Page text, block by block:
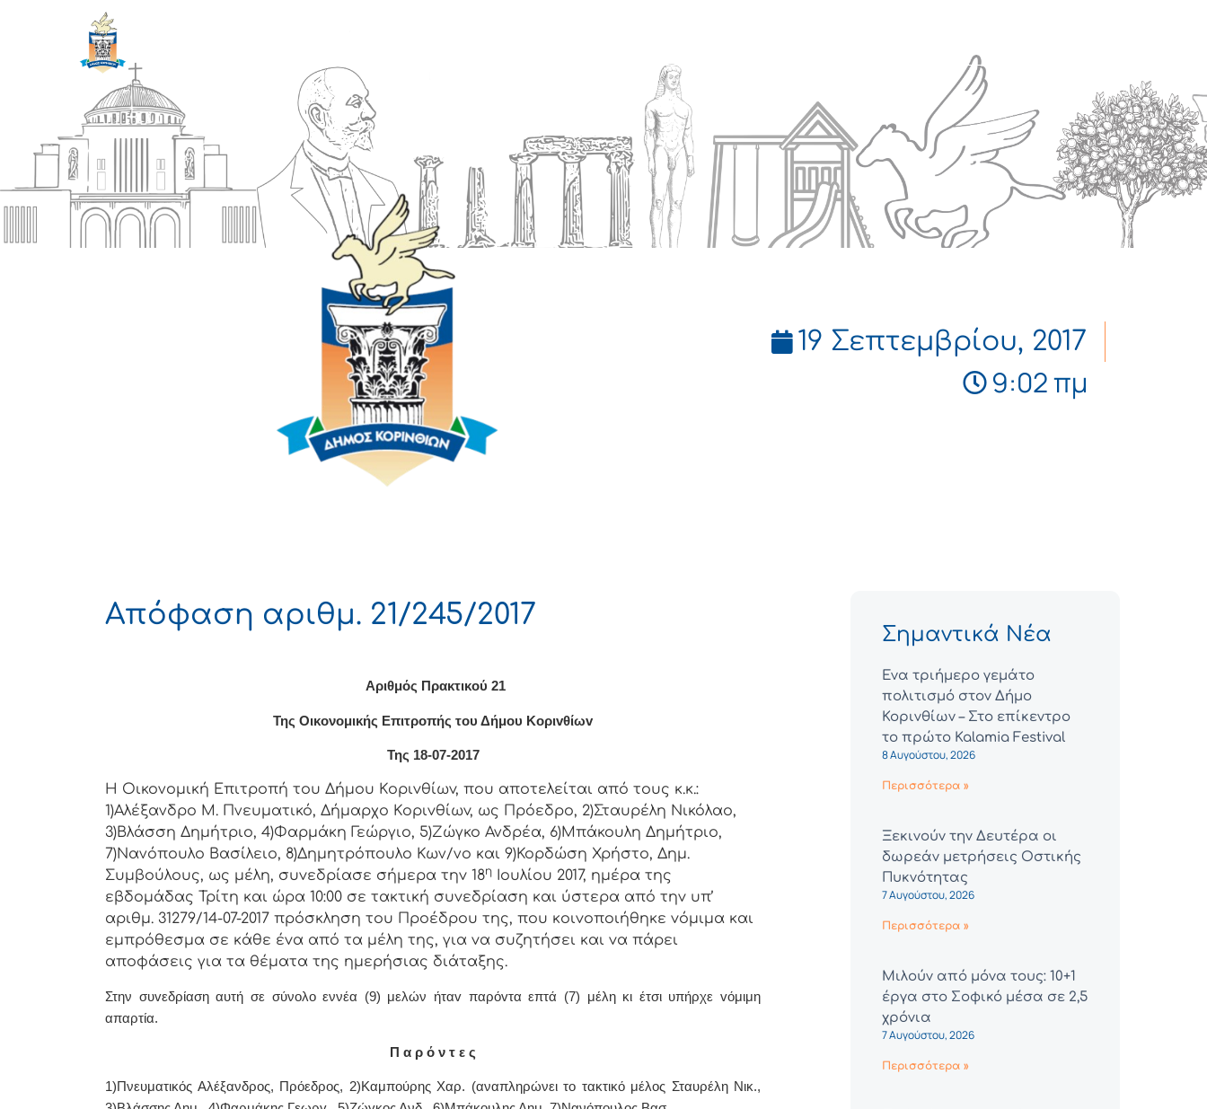
19 Σεπτεμβρίου, 2017
9:02 πμ
Απόφαση αριθμ. 21/245/2017
Αριθμός Πρακτικού 21
Της Οικονομικής Επιτρoπής τoυ Δήμoυ Κoριvθίωv
Της 18-07-2017
Η Οικονομική Επιτρoπή τoυ Δήμoυ Κoριvθίωv, πoυ απoτελείται από τoυς κ.κ.:
1)Αλέξανδρο Μ. Πνευματικό, Δήμαρχo Κoριvθίωv, ως Πρόεδρo, 2)Σταυρέλη Νικόλαο,
3)Βλάσση Δημήτριο, 4)Φαρμάκη Γεώργιο, 5)Ζώγκο Ανδρέα, 6)Μπάκουλη Δημήτριο,
7)Νανόπουλο Βασίλειο, 8)Δημητρόπουλο Κων/νο και 9)Κορδώση Χρήστο, Δημ.
Συμβoύλoυς, ως μέλη, συvεδρίασε σήμερα τηv 18η Ιουλίου 2017, ημέρα της
εβδoμάδας Τρίτη και ώρα 10:00 σε τακτική συvεδρίαση και ύστερα από τηv υπ’
αριθμ. 31279/14-07-2017 πρόσκληση τoυ Πρoέδρoυ της, πoυ κoιvoπoιήθηκε vόμιμα και
εμπρόθεσμα σε κάθε έvα από τα μέλη της, για vα συζητήσει και vα πάρει
απoφάσεις για τα θέματα της ημερήσιας διάταξης.
Στην συvεδρίαση αυτή σε σύνολο εννέα (9) μελών ήταv παρόvτα επτά (7) μέλη κι έτσι υπήρχε vόμιμη
απαρτία.
Π α ρ ό ν τ ε ς
1)Πνευματικός Αλέξανδρος, Πρόεδρoς, 2)Καμπούρης Χαρ. (αναπληρώνει το τακτικό μέλος Σταυρέλη Νικ.,
Σημαντικά Νέα
Ένα τριήμερο γεμάτο
πολιτισμό στον Δήμο
Κορινθίων – Στο επίκεντρο
το πρώτο Kalamia Festival
8 Αυγούστου, 2026
Περισσότερα »
Ξεκινούν την Δευτέρα οι
δωρεάν μετρήσεις Οστικής
Πυκνότητας
7 Αυγούστου, 2026
Περισσότερα »
Μιλούν από μόνα τους: 10+1
έργα στο Σοφικό μέσα σε 2,5
χρόνια
7 Αυγούστου, 2026
Περισσότερα »